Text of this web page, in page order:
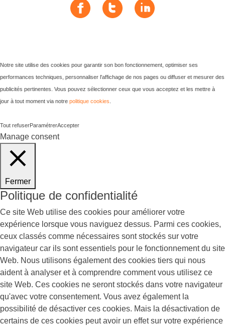
Notre site utilise des cookies pour garantir son bon fonctionnement, optimiser ses
performances techniques, personnaliser l'affichage de nos pages ou diffuser et mesurer des
publicités pertinentes. Vous pouvez sélectionner ceux que vous acceptez et les mettre à
jour à tout moment via notre politique cookies
Tout refuserParamétrerAccepter
Manage consent
Fermer
Politique de confidentialité
Ce site Web utilise des cookies pour améliorer votre
expérience lorsque vous naviguez dessus. Parmi ces cookies,
ceux classés comme nécessaires sont stockés sur votre
navigateur car ils sont essentiels pour le fonctionnement du site
Web. Nous utilisons également des cookies tiers qui nous
aident à analyser et à comprendre comment vous utilisez ce
site Web. Ces cookies ne seront stockés dans votre navigateur
qu'avec votre consentement. Vous avez également la
possibilité de désactiver ces cookies. Mais la désactivation de
certains de ces cookies peut avoir un effet sur votre expérience